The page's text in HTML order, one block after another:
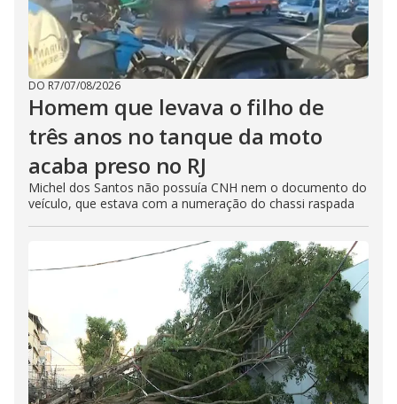
DO R7/07/08/2026
Homem que levava o filho de
três anos no tanque da moto
acaba preso no RJ
Michel dos Santos não possuía CNH nem o documento do
veículo, que estava com a numeração do chassi raspada